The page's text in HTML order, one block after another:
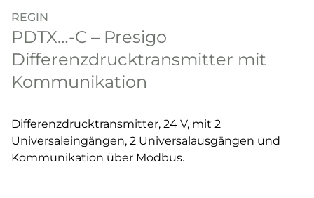
REGIN
PDTX…-C – Presigo
Differenzdrucktransmitter mit
Kommunikation
Differenzdrucktransmitter, 24 V, mit 2
Universaleingängen, 2 Universalausgängen und
Kommunikation über Modbus.